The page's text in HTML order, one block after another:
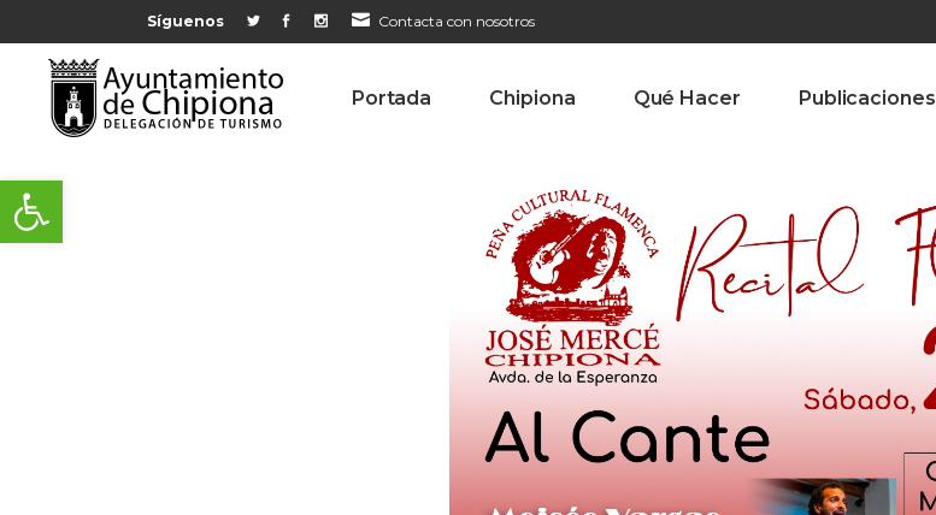
Abrir barra de herramientas
Síguenos Contacta con nosotros
Portada Chipiona Qué Hacer Publicaciones